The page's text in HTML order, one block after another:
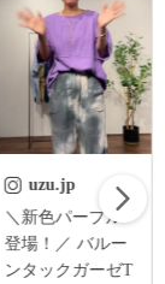
uzuiro.oreo
🎬写真撮影NGシ
ーン集🎬 「商品
の良さ、ちゃん